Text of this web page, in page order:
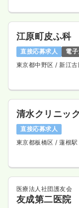
1,500
時間 8:30～23:30
担当業務未経験可
訪問看護 正看護師
日勤のみ（常勤）
※経験4年の例
時間 9:00～18:00
日曜休み
オンコ
江原町皮ふ科
直接応募求人
電
東京都中野区 / 新江
清水クリニック
直接応募求人
東京都板橋区 / 蓮根
医療法人社団護友会
友成第二医院